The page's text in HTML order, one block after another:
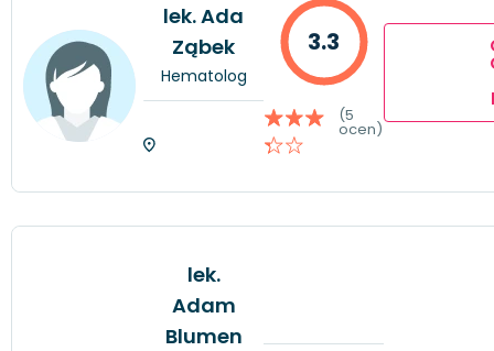
lek. Ada
Ząbek
Hematolog
3.3
(5
ocen)
lek.
Adam
Blumen